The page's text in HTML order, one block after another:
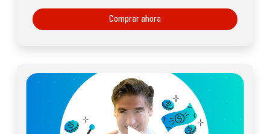
Comprar ahora